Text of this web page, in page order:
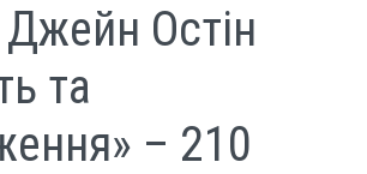
Остін
та
– 210